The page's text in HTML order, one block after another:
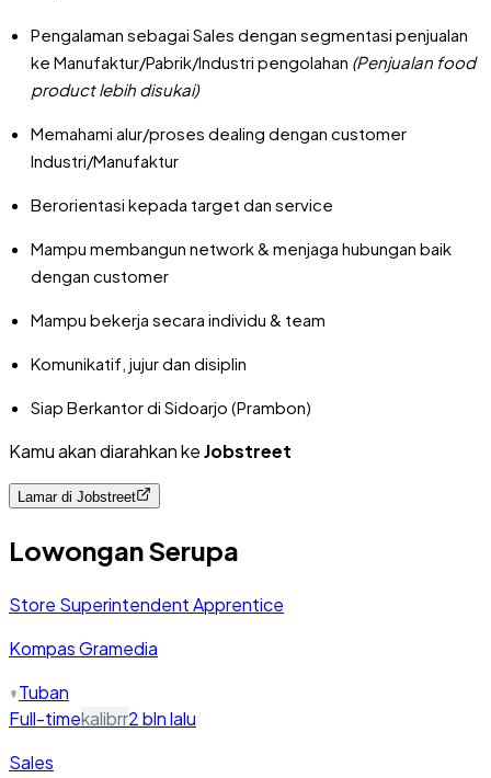
Pengalaman sebagai Sales dengan segmentasi penjualan
ke Manufaktur/Pabrik/Industri pengolahan (Penjualan food
product lebih disukai)
Memahami alur/proses dealing dengan customer
Industri/Manufaktur
Berorientasi kepada target dan service
Mampu membangun network & menjaga hubungan baik
dengan customer
Mampu bekerja secara individu & team
Komunikatif, jujur dan disiplin
Siap Berkantor di Sidoarjo (Prambon)
Kamu akan diarahkan keJobstreet
Lamar di Jobstreet
Lowongan Serupa
Store Superintendent Apprentice
Kompas Gramedia
Tuban
Full-timekalibrr2 bln lalu
Sales